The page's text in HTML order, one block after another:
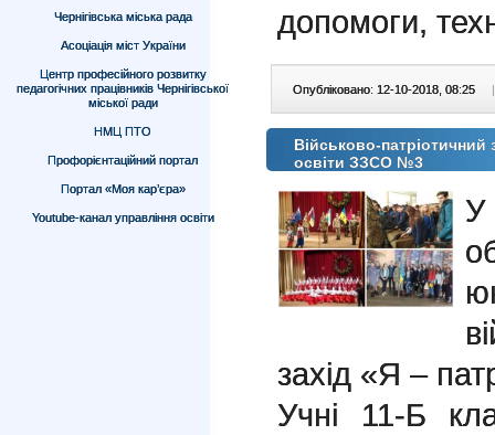
Чернігівська міська рада
Асоціація міст України
Центр професійного розвитку
педагогічних працівників Чернігівської
міської ради
НМЦ ПТО
Профорієнтаційний портал
Портал «Моя кар’єра»
Youtube-канал управління освіти
допомоги,
Опубліковано: 12-10-2018, 08:25 |
Військово-патріотичний
освіти ЗЗСО №3
захід «Я –
Учні 11-Б